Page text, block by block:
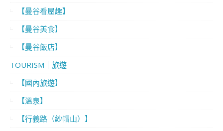
【曼谷看屋趣】
【曼谷美食】
【曼谷飯店】
TOURISM｜旅遊
【國內旅遊】
【溫泉】
【行義路（紗帽山）】